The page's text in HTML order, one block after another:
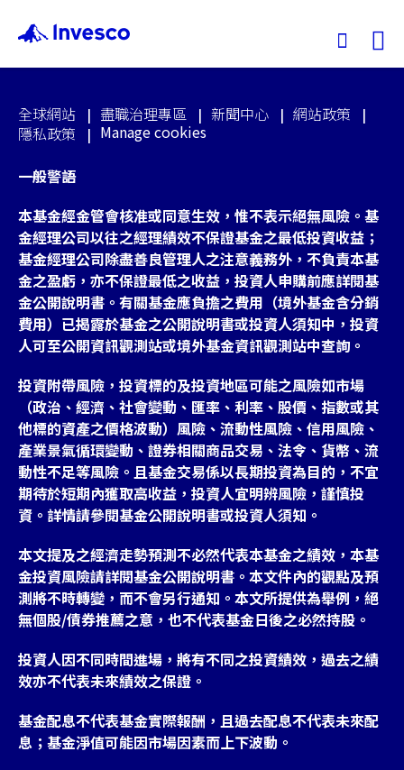
我們的基金
投資觀點
投資教育
服務中心
永續專區
關於景順
台灣
聯絡我們
全球網站 盡職治理專區 新聞中心
網站政策
隱私政策
Manage cookies
一般警語
本基金經金管會核准或同意生效，惟不表示絕無風險。基
金經理公司以往之經理績效不保證基金之最低投資收益；
基金經理公司除盡善良管理人之注意義務外，不負責本基
金之盈虧，亦不保證最低之收益，投資人申購前應詳閱基
金公開說明書。有關基金應負擔之費用（境外基金含分銷
費用）已揭露於基金之公開說明書或投資人須知中，投資
人可至公開資訊觀測站或境外基金資訊觀測站中查詢。
投資附帶風險，投資標的及投資地區可能之風險如市場
（政治、經濟、社會變動、匯率、利率、股價、指數或其
他標的資產之價格波動）風險、流動性風險、信用風險、
產業景氣循環變動、證券相關商品交易、法令、貨幣、流
動性不足等風險。且基金交易係以長期投資為目的，不宜
期待於短期內獲取高收益，投資人宜明辨風險，謹慎投
資。詳情請參閱基金公開說明書或投資人須知。
本文提及之經濟走勢預測不必然代表本基金之績效，本基
金投資風險請詳閱基金公開說明書。本文件內的觀點及預
測將不時轉變，而不會另行通知。本文所提供為舉例，絕
無個股/債券推薦之意，也不代表基金日後之必然持股。
投資人因不同時間進場，將有不同之投資績效，過去之績
效亦不代表未來績效之保證。
基金配息不代表基金實際報酬，且過去配息不代表未來配
息；基金淨值可能因市場因素而上下波動。